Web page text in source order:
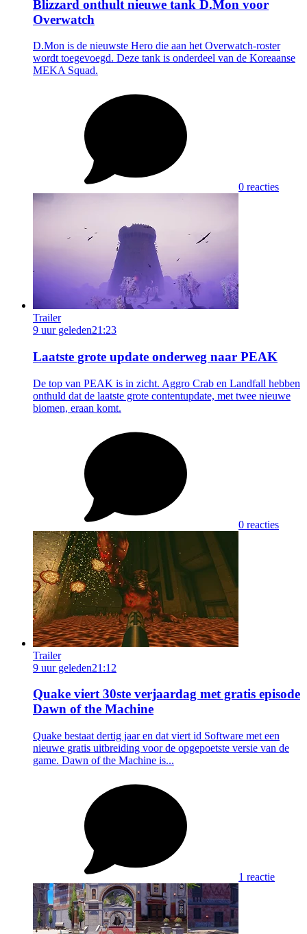
Blizzard onthult nieuwe tank D.Mon voor
Overwatch
D.Mon is de nieuwste Hero die aan het Overwatch-roster
wordt toegevoegd. Deze tank is onderdeel van de Koreaanse
MEKA Squad.
0 reacties
Trailer
9 uur geleden21:23
Laatste grote update onderweg naar PEAK
De top van PEAK is in zicht. Aggro Crab en Landfall hebben
onthuld dat de laatste grote contentupdate, met twee nieuwe
biomen, eraan komt.
0 reacties
Trailer
9 uur geleden21:12
Quake viert 30ste verjaardag met gratis episode
Dawn of the Machine
Quake bestaat dertig jaar en dat viert id Software met een
nieuwe gratis uitbreiding voor de opgepoetste versie van de
game. Dawn of the Machine is...
1 reactie